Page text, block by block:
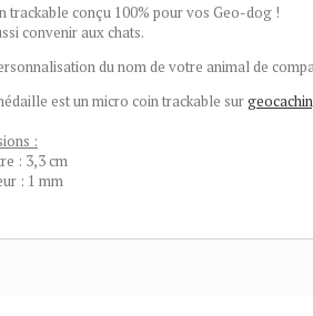
trackable conçu 100% pour vos Geo-dog !
convenir aux chats.
du nom de votre animal de
est un micro coin trackable sur
:
: 3,3 cm
: 1 mm